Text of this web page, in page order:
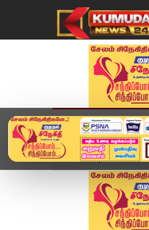
முகப்பு விளையாட்டு
Home வீடியோ ஸ்டோரி